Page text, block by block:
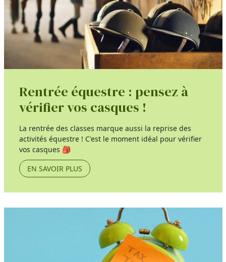
Rentrée équestre : pensez à
vérifier vos casques !
La rentrée des classes marque aussi la reprise des
activités équestre ! C'est le moment idéal pour vérifier
vos casques 🎒
EN SAVOIR PLUS